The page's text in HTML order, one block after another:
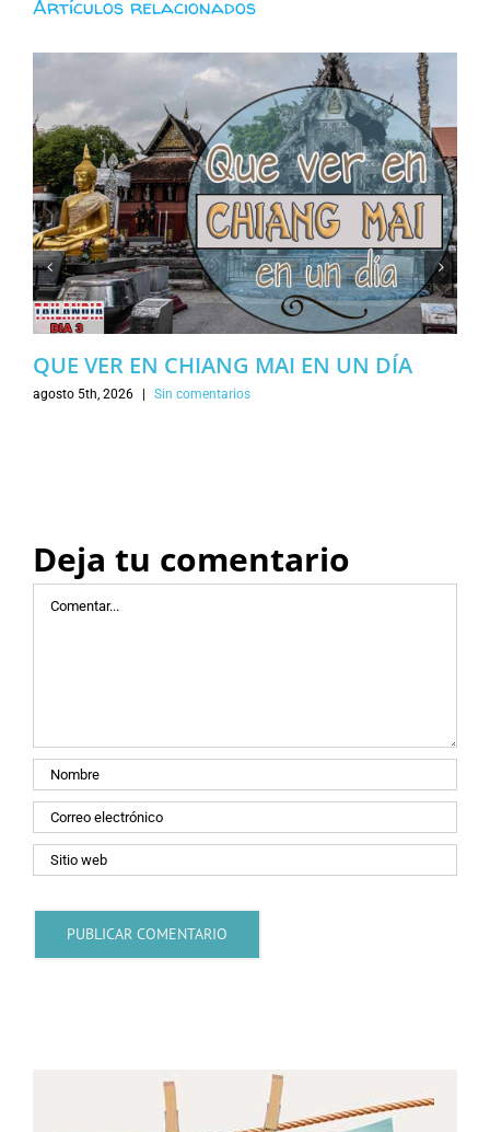
Artículos relacionados
QUE VER EN CHIANG MAI EN UN DÍA
agosto 5th, 2026 Sin comentarios
Deja tu comentario